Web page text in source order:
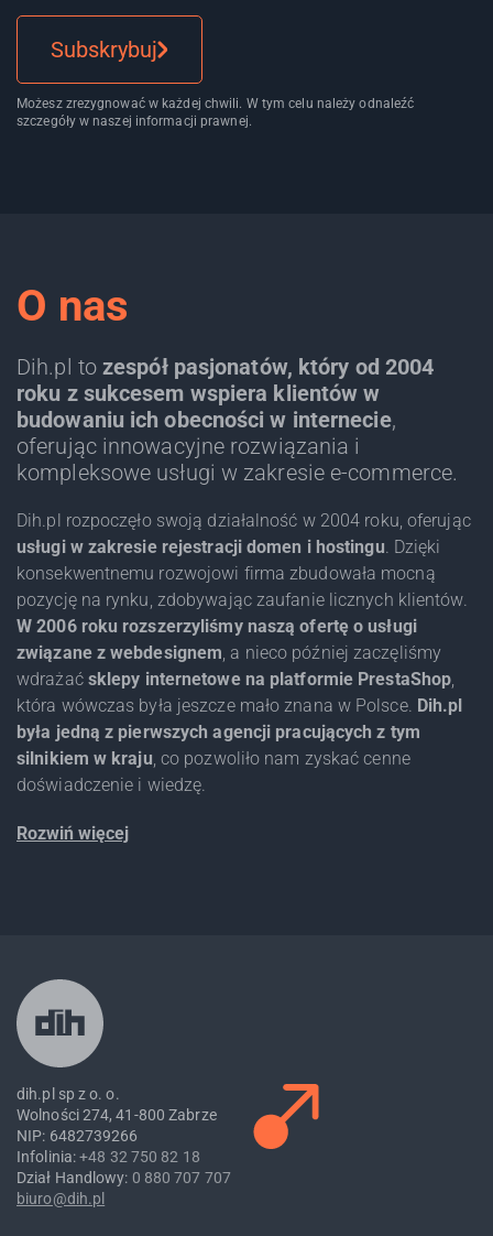
Subskrybuj
Możesz zrezygnować w każdej chwili. W tym celu należy odnaleźć
szczegóły w naszej informacji prawnej.
O nas
Dih.pl to zespół pasjonatów, który od 2004
roku z sukcesem wspiera klientów w
budowaniu ich obecności w internecie,
oferując innowacyjne rozwiązania i
kompleksowe usługi w zakresie e-commerce.
Dih.pl rozpoczęło swoją działalność w 2004 roku, oferując
usługi w zakresie rejestracji domen i hostingu . Dzięki
konsekwentnemu rozwojowi firma zbudowała mocną
pozycję na rynku, zdobywając zaufanie licznych klientów.
W 2006 roku rozszerzyliśmy naszą ofertę o usługi
związane z webdesignem , a nieco później zaczęliśmy
wdrażać sklepy internetowe na platformie PrestaShop
która wówczas była jeszcze mało znana w Polsce. Dih.pl
była jedną z pierwszych agencji pracujących z tym
silnikiem w kraju , co pozwoliło nam zyskać cenne
doświadczenie i wiedzę.
Rozwiń więcej
dih.pl sp z o. o.
Wolności 274, 41-800 Zabrze
NIP: 6482739266
Infolinia:+48 32 750 82 18
Dział Handlowy: 0 880 707 707
biuro@dih.pl